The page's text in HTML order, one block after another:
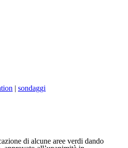
| sondaggi
di alcune aree verdi dando